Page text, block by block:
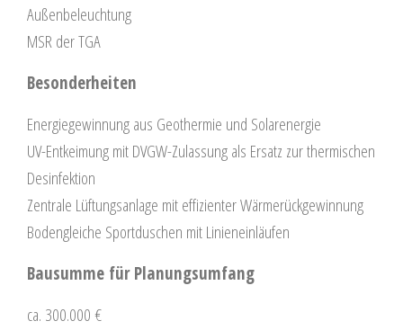
Außenbeleuchtung
MSR der TGA
Besonderheiten
Energiegewinnung aus Geothermie und Solarenergie
UV-Entkeimung mit DVGW-Zulassung als Ersatz zur thermischen
Desinfektion
Zentrale Lüftungsanlage mit effizienter Wärmerückgewinnung
Bodengleiche Sportduschen mit Linieneinläufen
Bausumme für Planungsumfang
ca. 300.000 €